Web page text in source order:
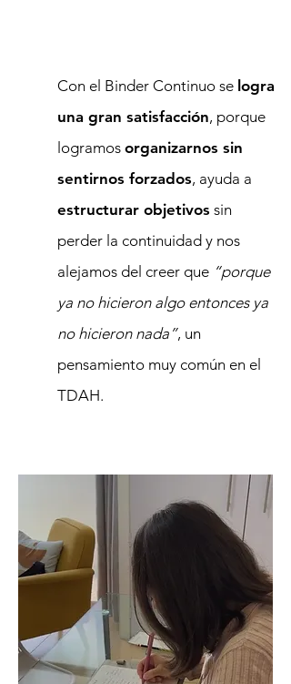
Con el Binder Continuo se logra
una gran satisfacción, porque
logramos organizarnos sin
sentirnos forzados, ayuda a
estructurar objetivos sin
perder la continuidad y nos
alejamos del creer que “porque
ya no hicieron algo entonces ya
no hicieron nada”, un
pensamiento muy común en el
TDAH.